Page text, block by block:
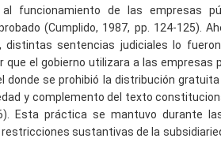
funcionamiento de las empresas
(Cumplido, 1987, pp. 124-125).
sentencias judiciales lo
el gobierno utilizara a las empresas
donde se prohibió la distribución
y complemento del texto
Esta práctica se mantuvo durante
sustantivas de la